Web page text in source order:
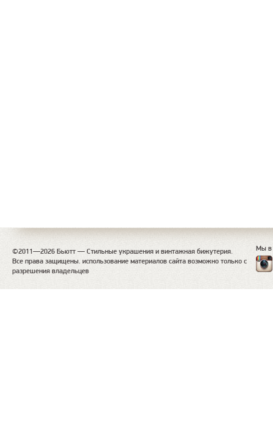
©2011—2026 Бьютт — Стильные украшения и винтажная бижутерия.
Все права защищены. использование материалов сайта возможно только с
разрешения владельцев
Мы в